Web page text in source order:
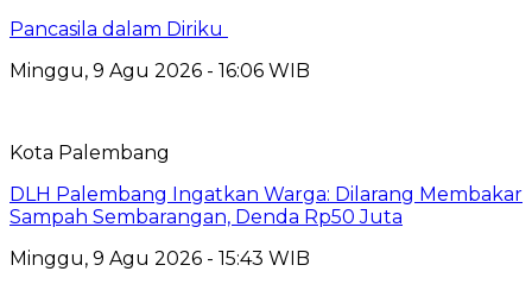
Pancasila dalam Diriku
Minggu, 9 Agu 2026 - 16:06 WIB
Kota Palembang
DLH Palembang Ingatkan Warga: Dilarang Membakar
Sampah Sembarangan, Denda Rp50 Juta
Minggu, 9 Agu 2026 - 15:43 WIB